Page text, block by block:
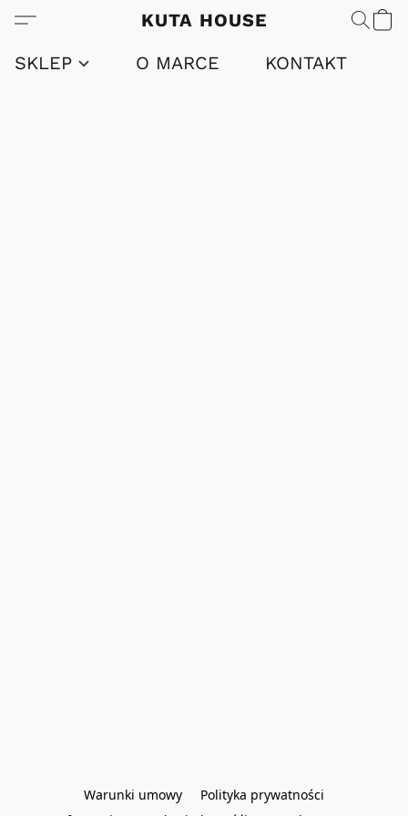
KUTA HOUSE
SKLEP
O MARCE KONTAKT
Warunki umowy
Polityka prywatności